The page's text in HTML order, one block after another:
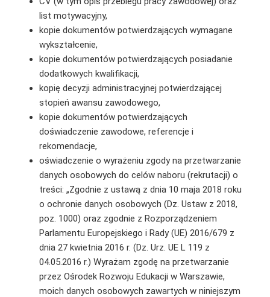
list motywacyjny,
kopie dokumentów potwierdzających wymagane
wykształcenie,
kopie dokumentów potwierdzających posiadanie
dodatkowych kwalifikacji,
kopię decyzji administracyjnej potwierdzającej
stopień awansu zawodowego,
kopie dokumentów potwierdzających
doświadczenie zawodowe, referencje i
rekomendacje,
oświadczenie o wyrażeniu zgody na przetwarzanie
danych osobowych do celów naboru (rekrutacji) o
treści: „Zgodnie z ustawą z dnia 10 maja 2018 roku
o ochronie danych osobowych (Dz. Ustaw z 2018,
poz. 1000) oraz zgodnie z Rozporządzeniem
Parlamentu Europejskiego i Rady (UE) 2016/679 z
dnia 27 kwietnia 2016 r. (Dz. Urz. UE L 119 z
04.05.2016 r.) Wyrażam zgodę na przetwarzanie
przez Ośrodek Rozwoju Edukacji w Warszawie,
moich danych osobowych zawartych w niniejszym